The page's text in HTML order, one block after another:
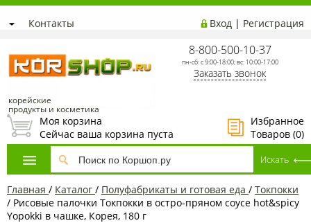
Контакты Вход | Регистрация
корейские
продукты и косметика
8-800-500-10-37
пн-сб: с 9:00-18:00; вс: 10:00-17:00
Заказать звонок
Избранное
Товаров (0)
Моя корзина
Сейчас ваша корзина пуста
Главная / Каталог / Полуфабрикаты и готовая еда / Токпокки
/ Рисовые палочки Токпокки в остро-пряном соусе hot&spicy
Yopokki в чашке, Корея, 180 г